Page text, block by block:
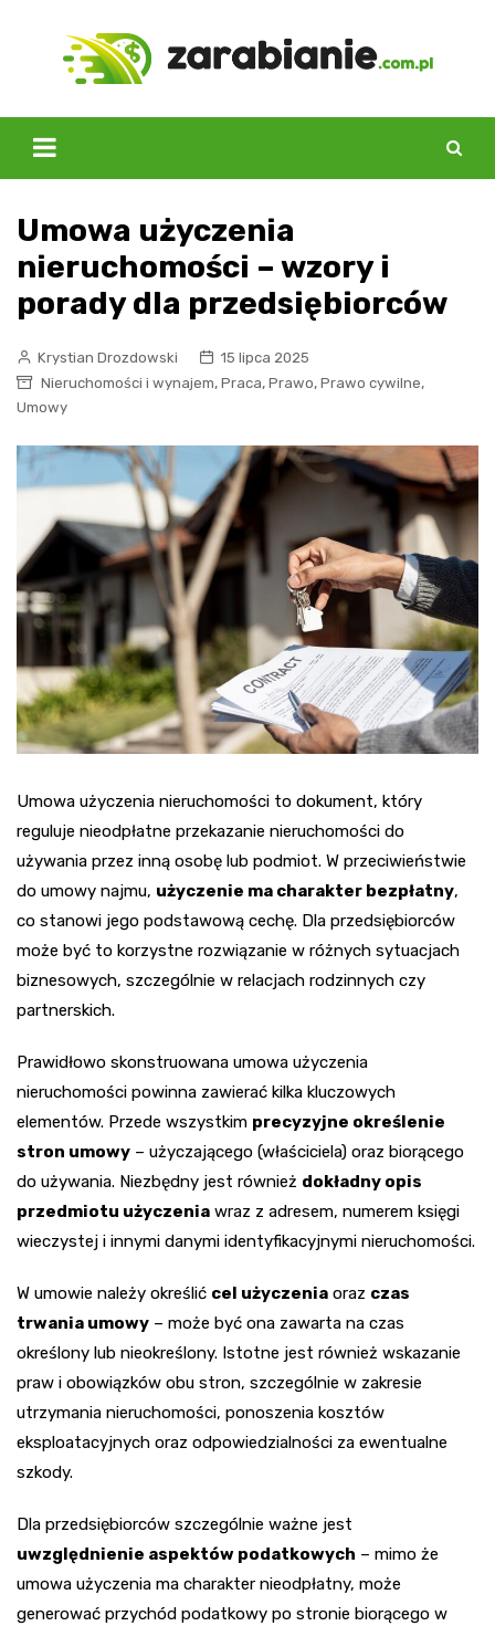
Umowa użyczenia
nieruchomości – wzory i
porady dla przedsiębiorców
Krystian Drozdowski
15 lipca 2025
Nieruchomości i wynajem, Praca, Prawo, Prawo cywilne,
Umowy
Umowa użyczenia nieruchomości to dokument, który
reguluje nieodpłatne przekazanie nieruchomości do
używania przez inną osobę lub podmiot. W przeciwieństwie
do umowy najmu, użyczenie ma charakter bezpłatny,
co stanowi jego podstawową cechę. Dla przedsiębiorców
może być to korzystne rozwiązanie w różnych sytuacjach
biznesowych, szczególnie w relacjach rodzinnych czy
partnerskich.
Prawidłowo skonstruowana umowa użyczenia
nieruchomości powinna zawierać kilka kluczowych
elementów. Przede wszystkim precyzyjne określenie
stron umowy – użyczającego (właściciela) oraz biorącego
do używania. Niezbędny jest również dokładny opis
przedmiotu użyczenia wraz z adresem, numerem księgi
wieczystej i innymi danymi identyfikacyjnymi nieruchomości.
W umowie należy określić cel użyczenia oraz czas
trwania umowy – może być ona zawarta na czas
określony lub nieokreślony. Istotne jest również wskazanie
praw i obowiązków obu stron, szczególnie w zakresie
utrzymania nieruchomości, ponoszenia kosztów
eksploatacyjnych oraz odpowiedzialności za ewentualne
szkody.
Dla przedsiębiorców szczególnie ważne jest
uwzględnienie aspektów podatkowych – mimo że
umowa użyczenia ma charakter nieodpłatny, może
generować przychód podatkowy po stronie biorącego w